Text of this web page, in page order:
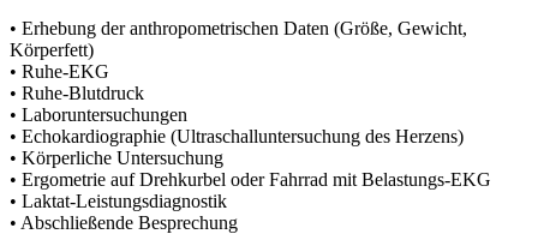
• Erhebung der anthropometrischen Daten (Größe, Gewicht,
Körperfett)
• Ruhe-EKG
• Ruhe-Blutdruck
• Laboruntersuchungen
• Echokardiographie (Ultraschalluntersuchung des Herzens)
• Körperliche Untersuchung
• Ergometrie auf Drehkurbel oder Fahrrad mit Belastungs-EKG
• Laktat-Leistungsdiagnostik
• Abschließende Besprechung